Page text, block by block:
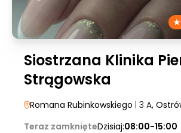
Siostrzana Klinika
Strągowska
Romana Rubinkowskiego | 3 A,
Teraz zamknięteDzisiaj:08:00-15:00